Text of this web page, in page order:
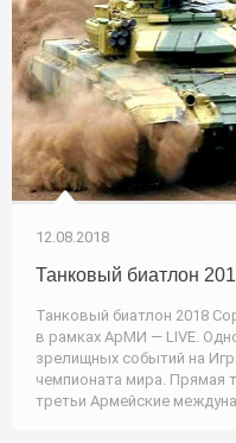
12.08.2018
Танковый биатлон
Танковый биатлон 2018
в рамках АрМИ — LIVE.
зрелищных событий на
чемпионата мира. Прямая
третьи Армейские